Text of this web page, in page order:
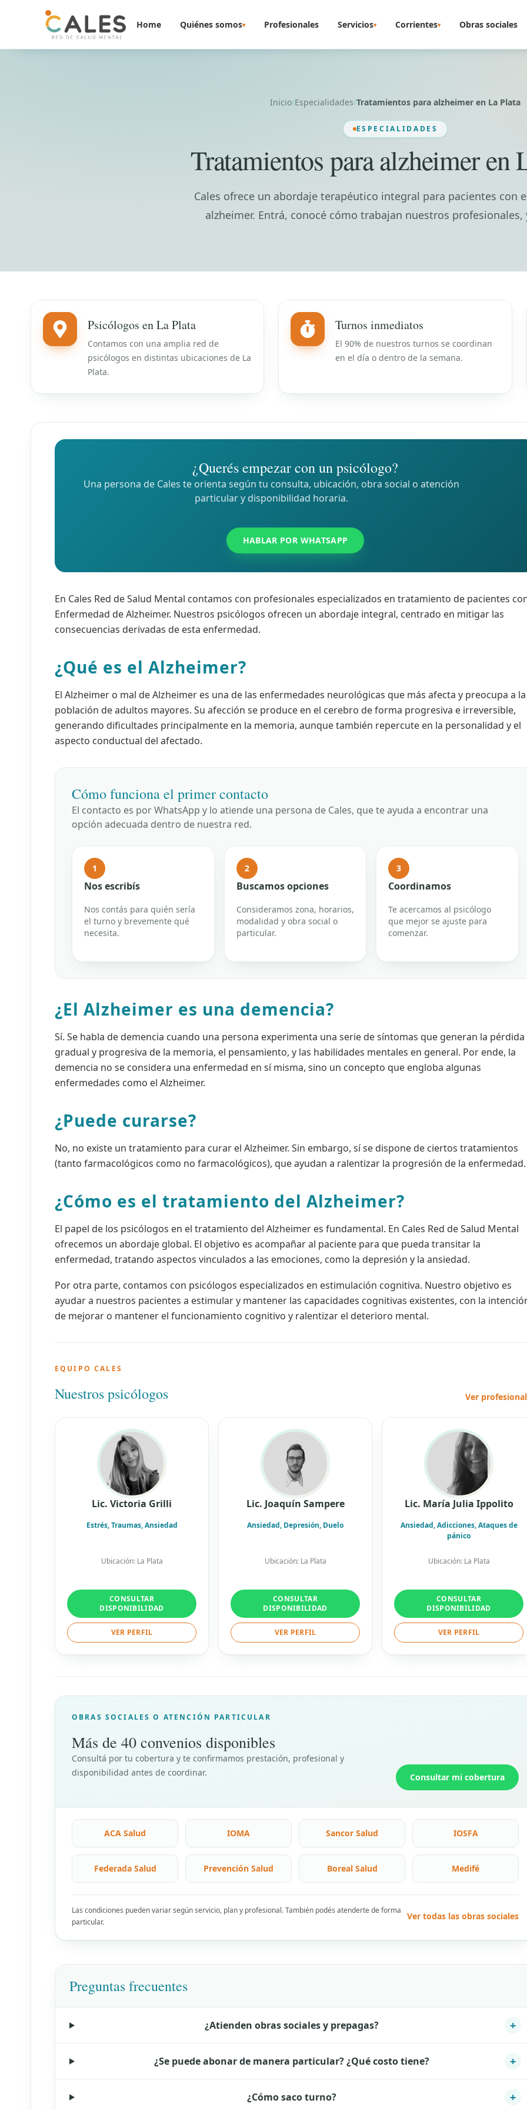
Home Quiénes somos▾ Profesionales Servicios▾ Corrientes▾ Obras sociales
Inicio/Especialidades/Tratamientos para alzheimer en La Plata
ESPECIALIDADES
Tratamientos para alzheimer en
Cales ofrece un abordaje terapéutico integral para pacientes con
alzheimer. Entrá, conocé cómo trabajan nuestros profesionales,
Psicólogos en La Plata
Contamos con una amplia red de
psicólogos en distintas ubicaciones de La
Plata.
Turnos inmediatos
El 90% de nuestros turnos se coordinan
en el día o dentro de la semana.
¿Querés empezar con un psicólogo?
Una persona de Cales te orienta según tu consulta, ubicación, obra social o atención
particular y disponibilidad horaria.
HABLAR POR WHATSAPP
En Cales Red de Salud Mental contamos con profesionales especializados en tratamiento de pacientes
Enfermedad de Alzheimer. Nuestros psicólogos ofrecen un abordaje integral, centrado en mitigar las
consecuencias derivadas de esta enfermedad.
¿Qué es el Alzheimer?
El Alzheimer o mal de Alzheimer es una de las enfermedades neurológicas que más afecta y preocupa a la
población de adultos mayores. Su afección se produce en el cerebro de forma progresiva e irreversible,
generando dificultades principalmente en la memoria, aunque también repercute en la personalidad y el
aspecto conductual del afectado.
Cómo funciona el primer contacto
El contacto es por WhatsApp y lo atiende una persona de Cales, que te ayuda a encontrar una
opción adecuada dentro de nuestra red.
1
Nos escribís
Nos contás para quién sería
el turno y brevemente qué
necesita.
2
Buscamos opciones
Consideramos zona, horarios,
modalidad y obra social o
particular.
3
Coordinamos
Te acercamos al psicólogo
que mejor se ajuste para
comenzar.
¿El Alzheimer es una demencia?
Sí. Se habla de demencia cuando una persona experimenta una serie de síntomas que generan la pérdida
gradual y progresiva de la memoria, el pensamiento, y las habilidades mentales en general. Por ende, la
demencia no se considera una enfermedad en sí misma, sino un concepto que engloba algunas
enfermedades como el Alzheimer.
¿Puede curarse?
No, no existe un tratamiento para curar el Alzheimer. Sin embargo, sí se dispone de ciertos tratamientos
(tanto farmacológicos como no farmacológicos), que ayudan a ralentizar la progresión de la enfermedad.
¿Cómo es el tratamiento del Alzheimer?
El papel de los psicólogos en el tratamiento del Alzheimer es fundamental. En Cales Red de Salud Mental
ofrecemos un abordaje global. El objetivo es acompañar al paciente para que pueda transitar la
enfermedad, tratando aspectos vinculados a las emociones, como la depresión y la ansiedad.
Por otra parte, contamos con psicólogos especializados en estimulación cognitiva. Nuestro objetivo es
ayudar a nuestros pacientes a estimular y mantener las capacidades cognitivas existentes, con la
de mejorar o mantener el funcionamiento cognitivo y ralentizar el deterioro mental.
EQUIPO CALES
Nuestros psicólogos Ver
Lic. Victoria Grilli
Estrés, Traumas, Ansiedad
Ubicación: La Plata
CONSULTAR
DISPONIBILIDAD
VER PERFIL
Lic. Joaquín Sampere
Ansiedad, Depresión, Duelo
Ubicación: La Plata
CONSULTAR
DISPONIBILIDAD
VER PERFIL
Lic. María Julia Ippolito
Ansiedad, Adicciones, Ataques de
pánico
Ubicación: La Plata
CONSULTAR
DISPONIBILIDAD
VER PERFIL
OBRAS SOCIALES O ATENCIÓN PARTICULAR
Más de 40 convenios disponibles
Consultá por tu cobertura y te confirmamos prestación, profesional y
disponibilidad antes de coordinar.
Consultar mi cobertura
ACA Salud IOMA Sancor Salud IOSFA
Federada Salud Prevención Salud Boreal Salud Medifé
Las condiciones pueden variar según servicio, plan y profesional. También podés atenderte de forma
particular.
Ver todas las obras sociales
Preguntas frecuentes
¿Atienden obras sociales y prepagas? +
¿Se puede abonar de manera particular? ¿Qué costo tiene? +
¿Cómo saco turno? +